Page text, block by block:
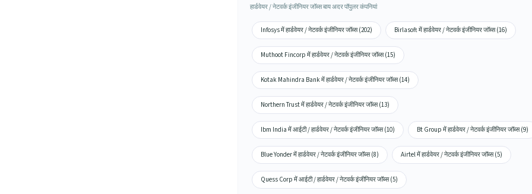
हार्डवेयर / नेटवर्क इंजीनियर जॉब्स बाय अदर पॉपुलर कंपनियां
Infosys में हार्डवेयर / नेटवर्क इंजीनियर जॉब्स (202) Birlasoft में हार्डवेयर / नेटवर्क इंजीनियर जॉब्स (16)
Muthoot Fincorp में हार्डवेयर / नेटवर्क इंजीनियर जॉब्स (15)
Kotak Mahindra Bank में हार्डवेयर / नेटवर्क इंजीनियर जॉब्स (14)
Northern Trust में हार्डवेयर / नेटवर्क इंजीनियर जॉब्स (13)
Ibm India में आईटी / हार्डवेयर / नेटवर्क इंजीनियर जॉब्स (10) Bt Group में हार्डवेयर / नेटवर्क इंजीनियर जॉब्स (9)
Blue Yonder में हार्डवेयर / नेटवर्क इंजीनियर जॉब्स (8) Airtel में हार्डवेयर / नेटवर्क इंजीनियर जॉब्स (5)
Quess Corp में आईटी / हार्डवेयर / नेटवर्क इंजीनियर जॉब्स (5)